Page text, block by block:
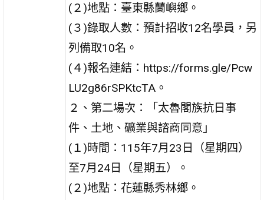
(２)地點：臺東縣蘭嶼鄉。
(３)錄取人數：預計招收12名學員，另
列備取10名。
(４)報名連結：https://forms.gle/Pcw
LU2g86rSPKtcTA。
２、第二場次：「太魯閣族抗日事
件、土地、礦業與諮商同意」
(１)時間：115年7月23日（星期四）
至7月24日（星期五）。
(２)地點：花蓮縣秀林鄉。